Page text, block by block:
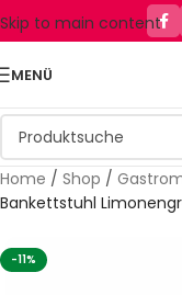
Skip to main content
MENÜ
Home / Shop /
Bankettstuhl
-11%